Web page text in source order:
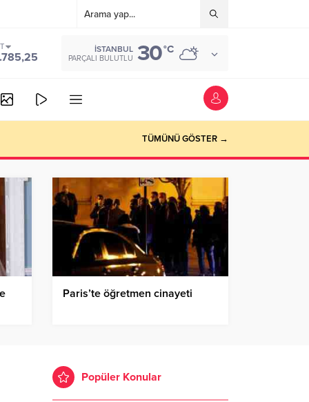
İSTANBUL
PARÇALI BULUTLU 30°C
TÜMÜNÜ GÖSTER →
Paris’te öğretmen cinayeti
Popüler Konular